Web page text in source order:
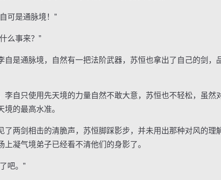
可是通脉境！”
么事来？”
是通脉境，自然有一把法阶武器，苏恒也拿出了自己的剑，
自只使用先天境的力量自然不敢大意，苏恒也不轻松，虽然
的最高水准。
两剑相击的清脆声，苏恒脚踩影步，并未用出那种对风的理
凝气境弟子已经看不清他们的身影了。
吧。”